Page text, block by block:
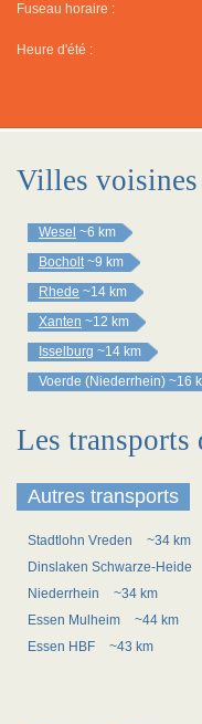
Fuseau horaire :
Heure d'été :
Villes voisines
Wesel ~6 km
Bocholt ~9 km
Rhede ~14 km
Xanten ~12 km
Isselburg ~14 km
Voerde (Niederrhein) ~16
Les transports
Autres transports
Stadtlohn Vreden
~34 km
Dinslaken Schwarze-Heide
Niederrhein
~34 km
Essen Mulheim
~44 km
Essen HBF
~43 km